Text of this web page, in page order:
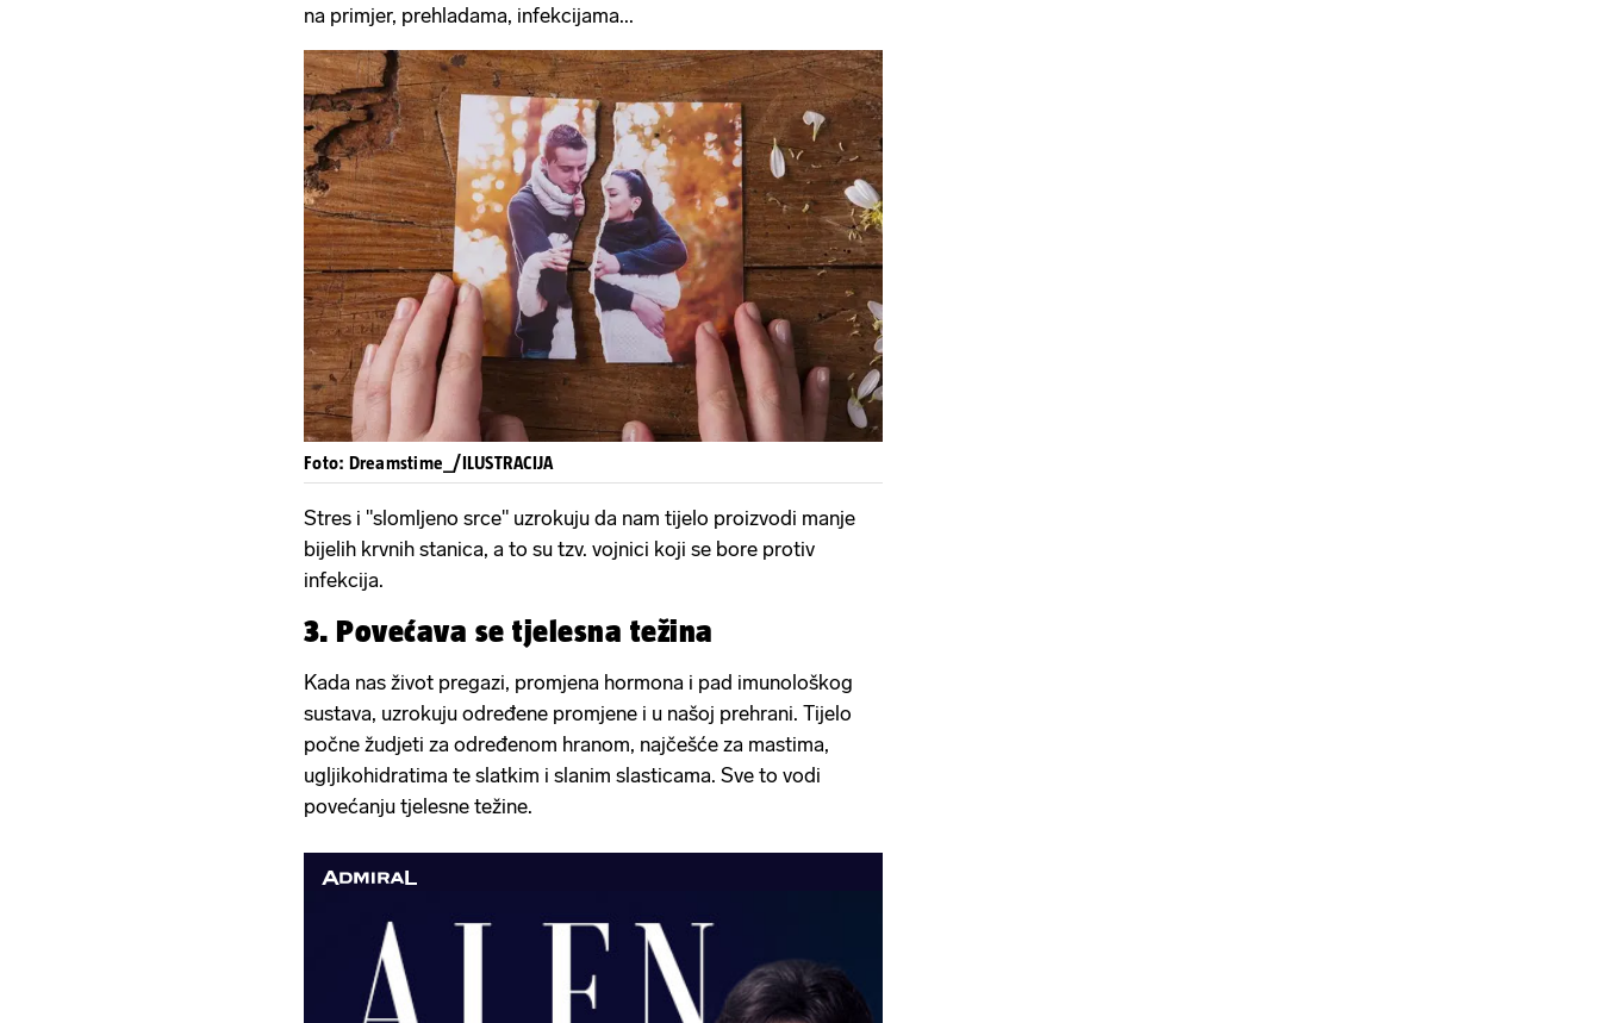
na primjer, prehladama, infekcijama...
Foto: Dreamstime_/ILUSTRACIJA
Stres i "slomljeno srce" uzrokuju da nam tijelo proizvodi manje
bijelih krvnih stanica, a to su tzv. vojnici koji se bore protiv
infekcija.
3. Povećava se tjelesna težina
Kada nas život pregazi, promjena hormona i pad imunološkog
sustava, uzrokuju određene promjene i u našoj prehrani. Tijelo
počne žudjeti za određenom hranom, najčešće za mastima,
ugljikohidratima te slatkim i slanim slasticama. Sve to vodi
povećanju tjelesne težine.